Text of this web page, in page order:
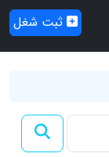
ثبت شغل